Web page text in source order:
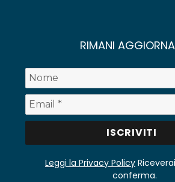
RIMANI
Leggi la Privacy Policy
conferma.